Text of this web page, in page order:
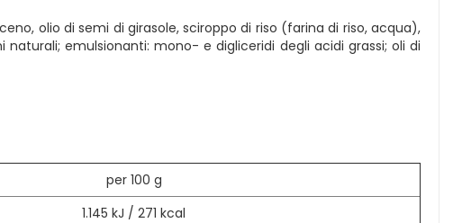
olio di semi di girasole, sciroppo di riso (farina di riso, acqua),
emulsionanti: mono- e digliceridi degli acidi grassi; oli di
per 100 g
1.145 kJ / 271 kcal